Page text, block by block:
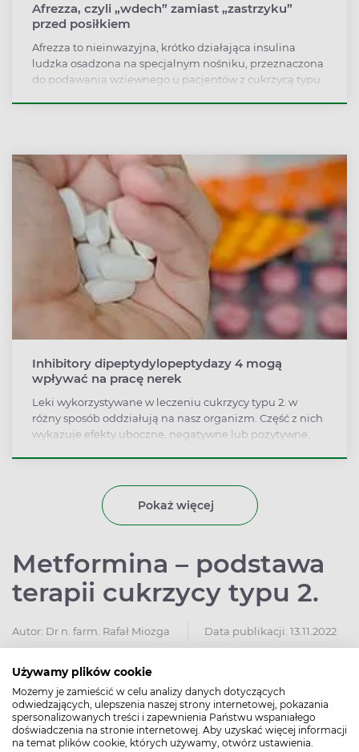
Używamy plików cookie
Możemy je zamieścić w celu analizy danych dotyczących
odwiedzających, ulepszenia naszej strony internetowej, pokazania
spersonalizowanych treści i zapewnienia Państwu wspaniałego
doświadczenia na stronie internetowej. Aby uzyskać więcej informacji
na temat plików cookie, których używamy, otwórz ustawienia.
Afrezza, czyli „wdech” zamiast „zastrzyku”
przed posiłkiem
Afrezza to nieinwazyjna, krótko działająca insulina
ludzka osadzona na specjalnym nośniku, przeznaczona
do podawania wziewnego u pacjentów z cukrzycą typu
Inhibitory dipeptydylopeptydazy 4 mogą
wpływać na pracę nerek
Leki wykorzystywane w leczeniu cukrzycy typu 2. w
różny sposób oddziałują na nasz organizm. Część z nich
wykazuje efekty uboczne, negatywne lub pozytywne,
dobierać leczenie do indywidualnych potrzeb
Pokaż więcej
Metformina – podstawa
terapii cukrzycy typu 2.
Autor: Dr n. farm. Rafał Miozga Data publikacji: 13.11.2022